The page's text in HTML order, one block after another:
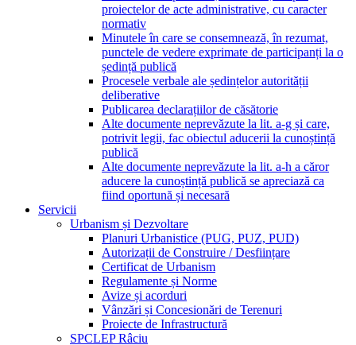
proiectelor de acte administrative, cu caracter
normativ
Minutele în care se consemnează, în rezumat,
punctele de vedere exprimate de participanți la o
ședință publică
Procesele verbale ale ședințelor autorității
deliberative
Publicarea declarațiilor de căsătorie
Alte documente neprevăzute la lit. a-g și care,
potrivit legii, fac obiectul aducerii la cunoștință
publică
Alte documente neprevăzute la lit. a-h a căror
aducere la cunoștință publică se apreciază ca
fiind oportună și necesară
Servicii
Urbanism și Dezvoltare
Planuri Urbanistice (PUG, PUZ, PUD)
Autorizații de Construire / Desființare
Certificat de Urbanism
Regulamente și Norme
Avize și acorduri
Vânzări și Concesionări de Terenuri
Proiecte de Infrastructură
SPCLEP Râciu